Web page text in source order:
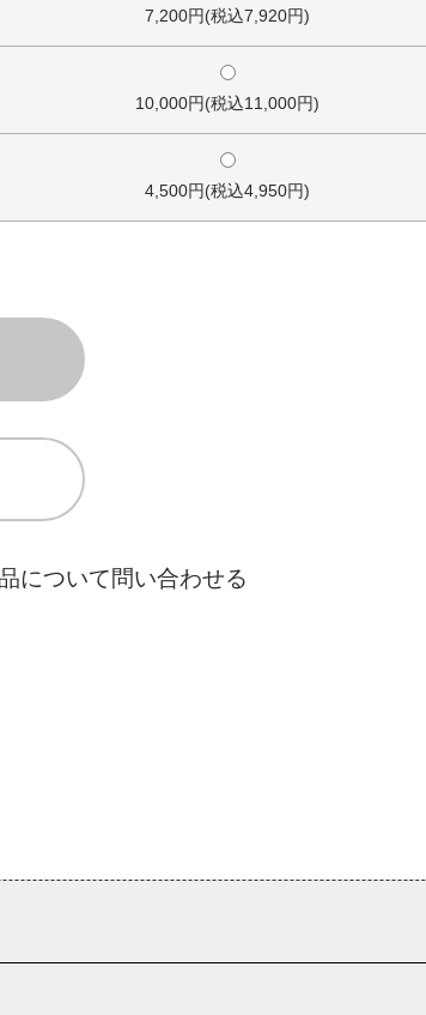
7,200円(税込7,920円)
10,000円(税込11,000円)
4,500円(税込4,950円)
について問い合わせる